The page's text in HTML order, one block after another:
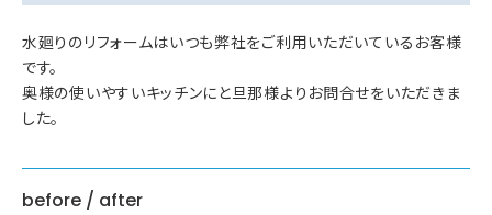
水廻りのリフォームはいつも弊社をご利用いただいているお客様
です。
奥様の使いやすいキッチンにと旦那様よりお問合せをいただきま
した。
before / after